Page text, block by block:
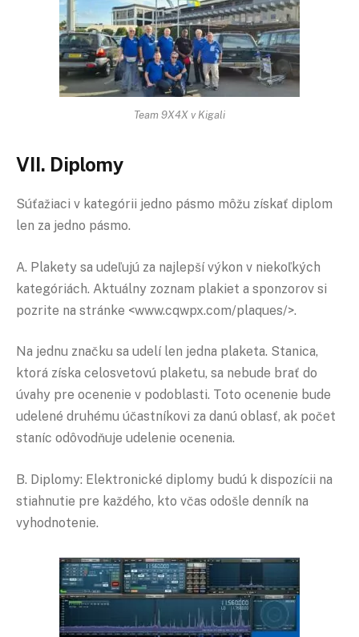
Team 9X4X v Kigali
VII. Diplomy
Súťažiaci v kategórii jedno pásmo môžu získať diplom
len za jedno pásmo.
A. Plakety sa udeľujú za najlepší výkon v niekoľkých
kategóriách. Aktuálny zoznam plakiet a sponzorov si
pozrite na stránke <www.cqwpx.com/plaques/>.
Na jednu značku sa udelí len jedna plaketa. Stanica,
ktorá získa celosvetovú plaketu, sa nebude brať do
úvahy pre ocenenie v podoblasti. Toto ocenenie bude
udelené druhému účastníkovi za danú oblasť, ak počet
staníc odôvodňuje udelenie ocenenia.
B. Diplomy: Elektronické diplomy budú k dispozícii na
stiahnutie pre každého, kto včas odošle denník na
vyhodnotenie.